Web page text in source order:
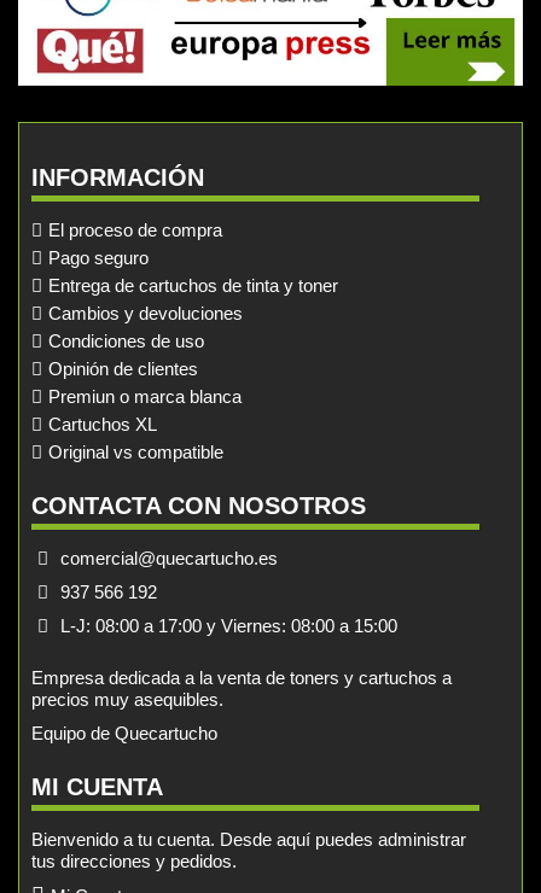
INFORMACIÓN
El proceso de compra
Pago seguro
Entrega de cartuchos de tinta y toner
Cambios y devoluciones
Condiciones de uso
Opinión de clientes
Premiun o marca blanca
Cartuchos XL
Original vs compatible
CONTACTA CON NOSOTROS
comercial@quecartucho.es
937 566 192
L-J: 08:00 a 17:00 y Viernes: 08:00 a 15:00
Empresa dedicada a la venta de toners y cartuchos a
precios muy asequibles.
Equipo de Quecartucho
MI CUENTA
Bienvenido a tu cuenta. Desde aquí puedes administrar
tus direcciones y pedidos.